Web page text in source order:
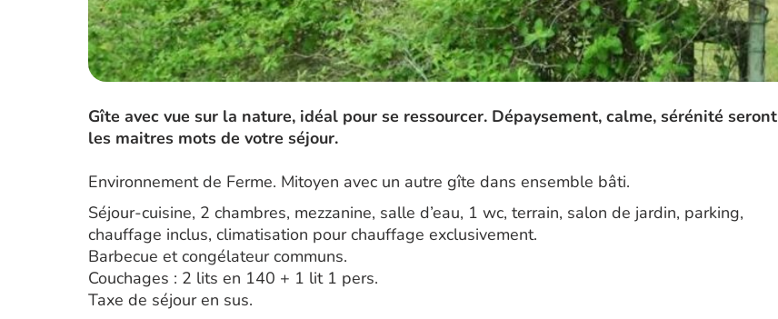
Gîte avec vue sur la nature, idéal pour se ressourcer. Dépaysement, calme, sérénité seront
les maitres mots de votre séjour.
Environnement de Ferme. Mitoyen avec un autre gîte dans ensemble bâti.
Séjour-cuisine, 2 chambres, mezzanine, salle d’eau, 1 wc, terrain, salon de jardin, parking,
chauffage inclus, climatisation pour chauffage exclusivement.
Barbecue et congélateur communs.
Couchages : 2 lits en 140 + 1 lit 1 pers.
Taxe de séjour en sus.